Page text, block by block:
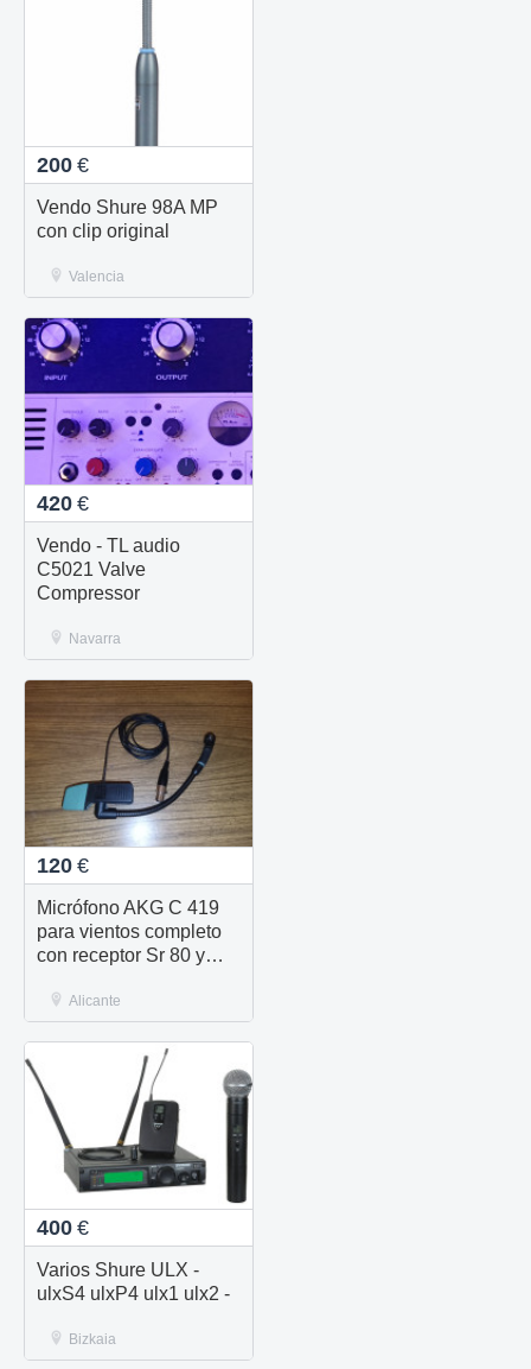
200 €
Vendo Shure 98A MP
con clip original
Valencia
420 €
Vendo - TL audio
C5021 Valve
Compressor
Navarra
120 €
Micrófono AKG C 419
para vientos completo
con receptor Sr 80 y
todo junto
Alicante
400 €
Varios Shure ULX -
ulxS4 ulxP4 ulx1 ulx2 -
Bizkaia